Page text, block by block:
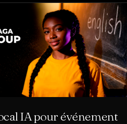
IA pour événement